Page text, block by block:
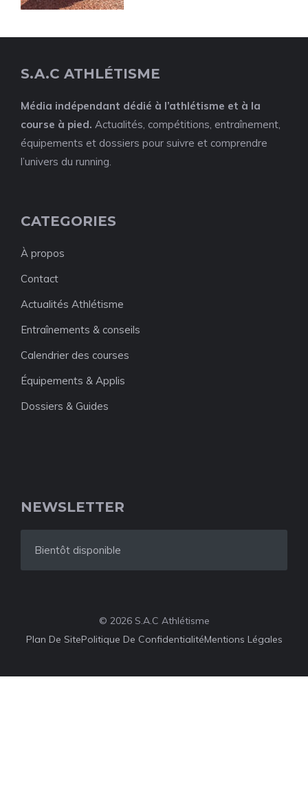
S.A.C ATHLÉTISME
Média indépendant dédié à l’athlétisme et à la
course à pied. Actualités, compétitions, entraînement,
équipements et dossiers pour suivre et comprendre
l’univers du running.
CATEGORIES
À propos
Contact
Actualités Athlétisme
Entraînements & conseils
Calendrier des courses
Équipements & Applis
Dossiers & Guides
NEWSLETTER
Bientôt disponible
© 2026 S.A.C Athlétisme
Plan De SitePolitique De ConfidentialitéMentions Légales